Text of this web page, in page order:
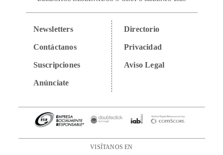
Newsletters
Contáctanos
Suscripciones
Anúnciate
Directorio
Privacidad
Aviso Legal
VISÍTANOS EN